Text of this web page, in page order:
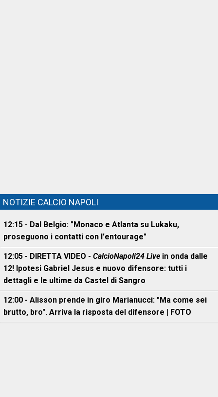
NOTIZIE CALCIO NAPOLI
12:15 - Dal Belgio: "Monaco e Atlanta su Lukaku,
proseguono i contatti con l'entourage"
12:05 - DIRETTA VIDEO - CalcioNapoli24 Live in onda dalle
12! Ipotesi Gabriel Jesus e nuovo difensore: tutti i
dettagli e le ultime da Castel di Sangro
12:00 - Alisson prende in giro Marianucci: "Ma come sei
brutto, bro". Arriva la risposta del difensore | FOTO